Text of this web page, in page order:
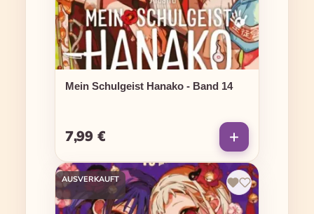
Mein Schulgeist Hanako - Band 14
Regulärer Preis:
7,99 €
AUSVERKAUFT